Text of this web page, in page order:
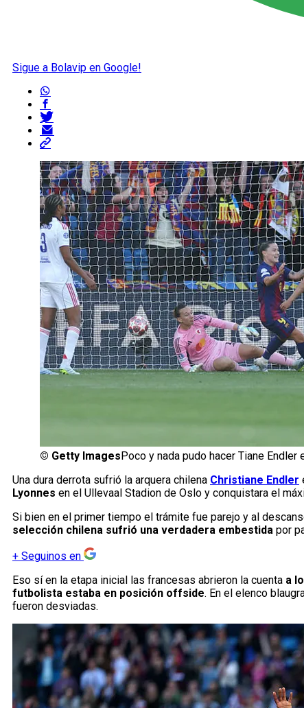
Sigue a Bolavip en Google!
© Getty Images Poco y nada pudo hacer Tiane
Una dura derrota sufrió la arquera chilena Christiane Endler
Lyonnes en el Ullevaal Stadion de Oslo y conquistara el
Si bien en el primer tiempo el trámite fue parejo y al
selección chilena sufrió una verdadera embestida por
+ Seguinos en
Eso sí en la etapa inicial las francesas abrieron la cuenta a
futbolista estaba en posición offside. En el elenco
fueron desviadas.